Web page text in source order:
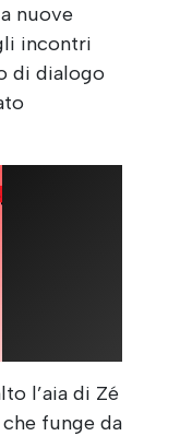
nuove
incontri
di dialogo
l’aia di Zé
funge da